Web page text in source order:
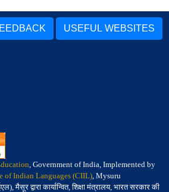
USEFUL WEBSITES
, Government of India, Implemented by
of Indian Languages (CIIL), Mysuru
मैसूर द्वारा कार्यान्वित, शिक्षा मंत्रालय, भारत सरकार की